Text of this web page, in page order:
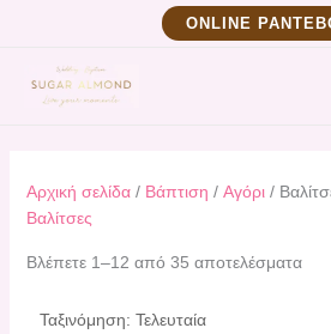
περιεχόμενο
ΟNLINE
Αρχική σελίδα/ Βάπτιση / Αγόρι/
Βαλίτσες
Βλέπετε 1–12 από 35 αποτελέσματα
by